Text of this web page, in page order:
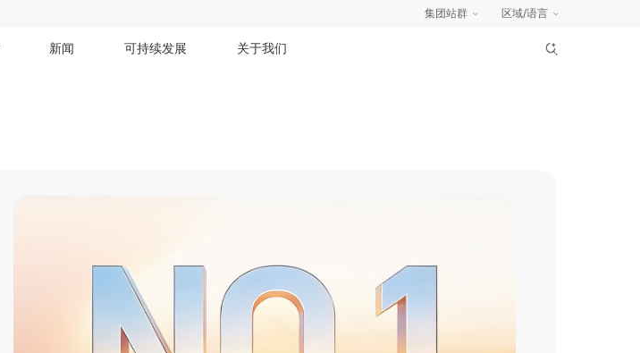
集团站群 区域/语言
新闻 可持续发展 关于我们